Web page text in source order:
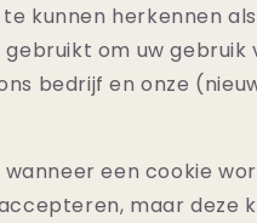
kunnen herkennen
om uw gebruik
bedrijf en onze
een cookie
maar deze